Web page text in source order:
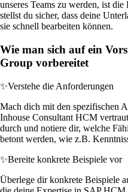
unseres Teams zu werden, ist
stellst du sicher, dass deine
sie schnell bearbeiten können.
Wie man sich auf ein
Group vorbereitet
✨Verstehe die Anforderungen
Mach dich mit den spezifischen
Inhouse Consultant HCM
durch und notiere dir, welche
betont werden, wie z.B.
✨Bereite konkrete Beispiele vor
Überlege dir konkrete Beispiele